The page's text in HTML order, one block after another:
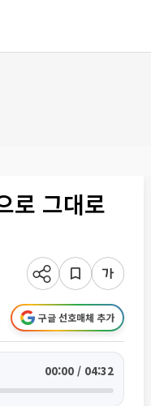
로 그대로
구글 선호매체 추가
00:00 / 04:32